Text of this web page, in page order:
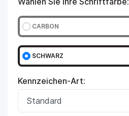
CARBON
SCHWARZ
Kennzeichen-Art: